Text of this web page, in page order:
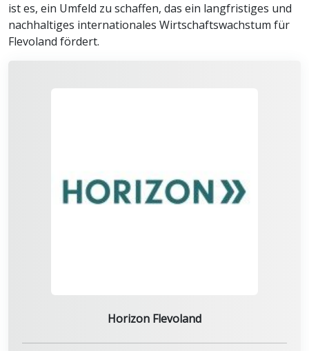
ist es, ein Umfeld zu schaffen, das ein langfristiges und
nachhaltiges internationales Wirtschaftswachstum für
Flevoland fördert.
Horizon Flevoland